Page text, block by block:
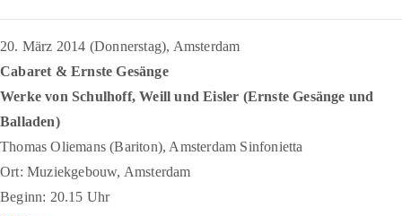
20. März 2014 (Donnerstag), Amsterdam
Cabaret & Ernste Gesänge
Werke von Schulhoff, Weill und Eisler (Ernste Gesänge und
Balladen)
Thomas Oliemans (Bariton), Amsterdam Sinfonietta
Ort: Muziekgebouw, Amsterdam
Beginn: 20.15 Uhr